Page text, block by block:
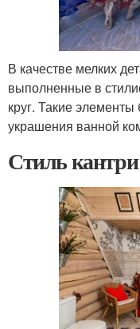
В качестве мелких
выполненные в
круг. Такие элементы
украшения ванной
Стиль кантри